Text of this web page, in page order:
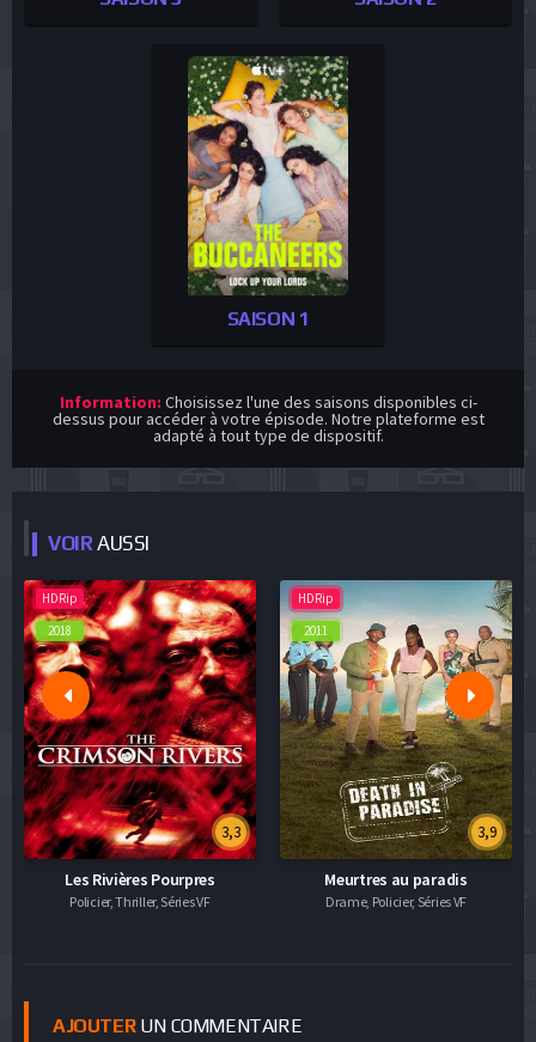
SAISON 1
Information: Choisissez l'une des saisons disponibles ci-
dessus pour accéder à votre épisode. Notre plateforme est
adapté à tout type de dispositif.
VOIRAUSSI
HDRip
2018
3,3
Les Rivières Pourpres
Policier, Thriller, Séries VF
HDRip
2011
3,9
Meurtres au paradis
Drame, Policier, Séries VF
AJOUTERUN COMMENTAIRE